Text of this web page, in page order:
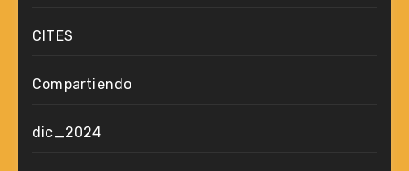
CITES
Compartiendo
dic_2024